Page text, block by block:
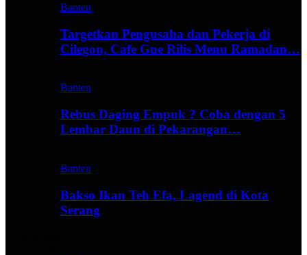
Banten
Targetkan Pengusaha dan Pekerja di
Cilegon, Cafe Gue Rilis Menu Ramadan…
Banten
Rebus Daging Empuk ? Coba dengan 5
Lembar Daun di Pekarangan…
Banten
Bakso Ikan Teh Efa, Lagend di Kota
Serang